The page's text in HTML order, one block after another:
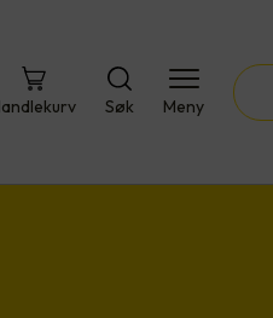
Søk Meny